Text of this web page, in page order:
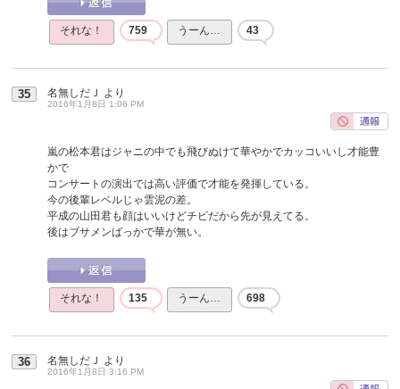
それな！ 759 うーん… 43
35 名無しだＪ より
2016年1月8日 1:06 PM
嵐の松本君はジャニの中でも飛びぬけて華やかでカッコいいし才能豊
かで
コンサートの演出では高い評価で才能を発揮している。
今の後輩レベルじゃ雲泥の差。
平成の山田君も顔はいいけどチビだから先が見えてる。
後はブサメンばっかで華が無い。
それな！ 135 うーん… 698
36 名無しだＪ より
2016年1月8日 3:16 PM